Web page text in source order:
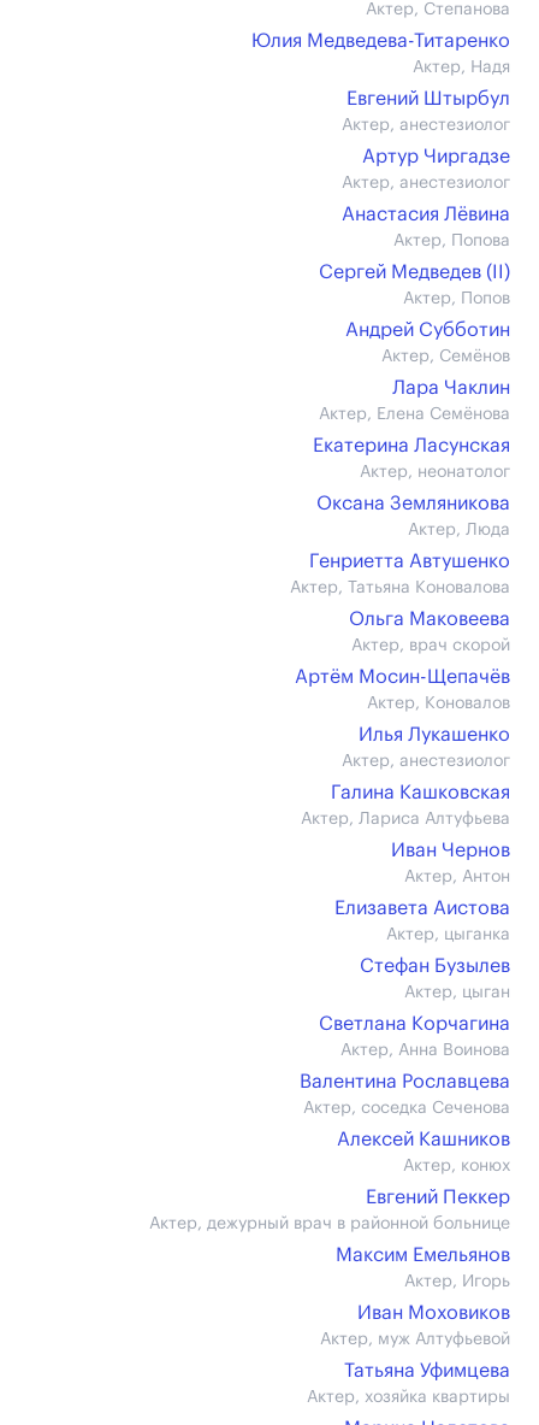
Актер, Степанова
Юлия Медведева-Титаренко
Актер, Надя
Евгений Штырбул
Актер, анестезиолог
Артур Чиргадзе
Актер, анестезиолог
Анастасия Лёвина
Актер, Попова
Сергей Медведев (II)
Актер, Попов
Андрей Субботин
Актер, Семёнов
Лара Чаклин
Актер, Елена Семёнова
Екатерина Ласунская
Актер, неонатолог
Оксана Земляникова
Актер, Люда
Генриетта Автушенко
Актер, Татьяна Коновалова
Ольга Маковеева
Актер, врач скорой
Артём Мосин-Щепачёв
Актер, Коновалов
Илья Лукашенко
Актер, анестезиолог
Галина Кашковская
Актер, Лариса Алтуфьева
Иван Чернов
Актер, Антон
Елизавета Аистова
Актер, цыганка
Стефан Бузылев
Актер, цыган
Светлана Корчагина
Актер, Анна Воинова
Валентина Рославцева
Актер, соседка Сеченова
Алексей Кашников
Актер, конюх
Евгений Пеккер
Актер, дежурный врач в районной больнице
Максим Емельянов
Актер, Игорь
Иван Моховиков
Актер, муж Алтуфьевой
Татьяна Уфимцева
Актер, хозяйка квартиры